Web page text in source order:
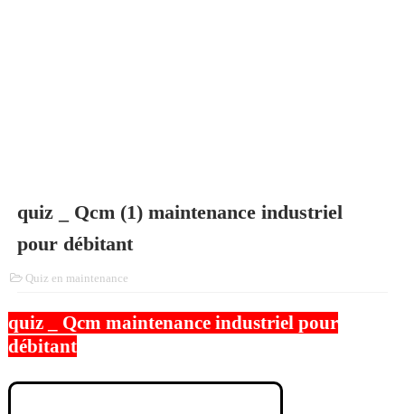
quiz _ Qcm (1) maintenance industriel
pour débitant
Quiz en maintenance
quiz _ Qcm maintenance industriel pour
débitant